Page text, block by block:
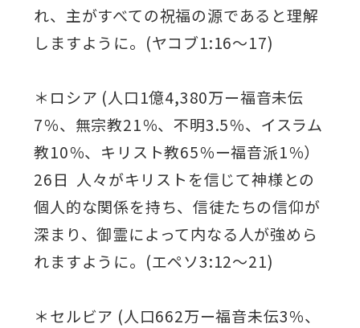
れ、主がすべての祝福の源であると理解
しますように。(ヤコブ1:16～17)
＊ロシア (人口1億4,380万ー福音未伝
7％、無宗教21％、不明3.5％、イスラム
教10％、キリスト教65％ー福音派1％）
26日 人々がキリストを信じて神様との
個人的な関係を持ち、信徒たちの信仰が
深まり、御霊によって内なる人が強めら
れますように。(エペソ3:12～21)
＊セルビア (人口662万ー福音未伝3％、